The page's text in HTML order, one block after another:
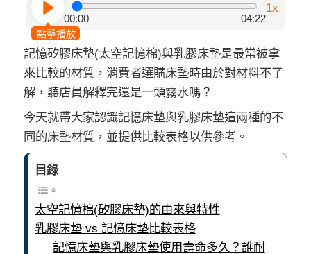
點擊播放
00:00 04:22
1x
記憶矽膠床墊(太空記憶棉)與乳膠床墊是最常被拿
來比較的材質，消費者選購床墊時由於對材料不了
解，聽店員解釋完還是一頭霧水嗎？
今天就帶大家認識記憶床墊與乳膠床墊這兩種的不
同的床墊材質，並提供比較表格以供參考。
目錄
太空記憶棉(矽膠床墊)的由來與特性
乳膠床墊 vs 記憶床墊比較表格
記憶床墊與乳膠床墊使用壽命多久？誰耐